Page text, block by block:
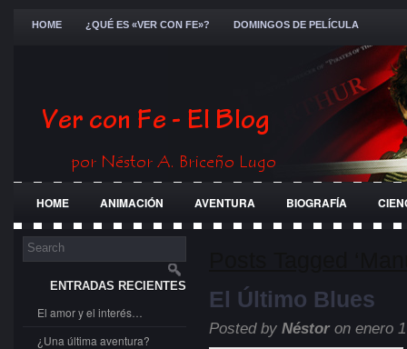
HOME ¿QUÉ ES «VER CON FE»? DOMINGOS DE PELÍCULA
HOME ANIMACIÓN AVENTURA BIOGRAFÍA
FESTIVALES
ENTRADAS RECIENTES
El amor y el interés…
¿Una última aventura?
El Último Blues
Posted by Néstoron enero